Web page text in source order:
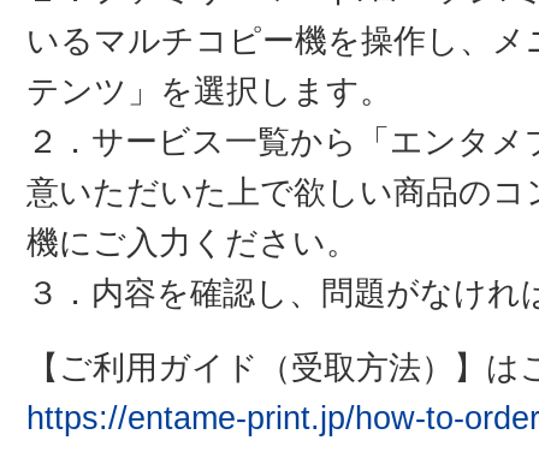
いるマルチコピー機を操作し、
テンツ」を選択します。
２．サービス一覧から「エンタ
意いただいた上で欲しい商品の
機にご入力ください。
３．内容を確認し、問題がなけ
【ご利用ガイド（受取方法）】は
https://entame-print.jp/how-to-order